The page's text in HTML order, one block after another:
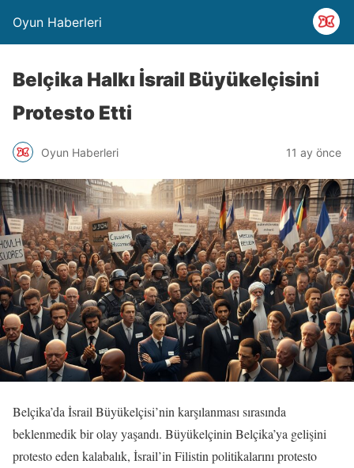
Oyun Haberleri
Belçika Halkı İsrail Büyükelçisini
Protesto Etti
Oyun Haberleri 11 ay önce
Belçika’da İsrail Büyükelçisi’nin karşılanması sırasında
beklenmedik bir olay yaşandı. Büyükelçinin Belçika’ya gelişini
protesto eden kalabalık, İsrail’in Filistin politikalarını protesto